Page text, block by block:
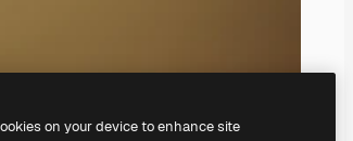
on your device to enhance site